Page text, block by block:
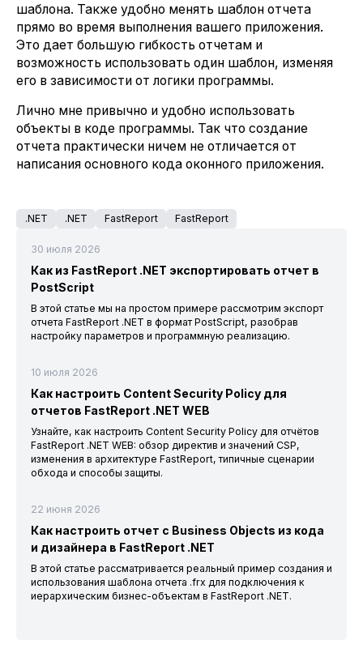
шаблона. Также удобно менять шаблон отчета
прямо во время выполнения вашего приложения.
Это дает большую гибкость отчетам и
возможность использовать один шаблон, изменяя
его в зависимости от логики программы.
Лично мне привычно и удобно использовать
объекты в коде программы. Так что создание
отчета практически ничем не отличается от
написания основного кода оконного приложения.
.NET .NET FastReport FastReport
30 июля 2026
Как из FastReport .NET экспортировать отчет в
PostScript
В этой статье мы на простом примере рассмотрим экспорт
отчета FastReport .NET в формат PostScript, разобрав
настройку параметров и программную реализацию.
10 июля 2026
Как настроить Content Security Policy для
отчетов FastReport .NET WEB
Узнайте, как настроить Content Security Policy для отчётов
FastReport .NET WEB: обзор директив и значений CSP,
изменения в архитектуре FastReport, типичные сценарии
обхода и способы защиты.
22 июня 2026
Как настроить отчет с Business Objects из кода
и дизайнера в FastReport .NET
В этой статье рассматривается реальный пример создания и
использования шаблона отчета .frx для подключения к
иерархическим бизнес-объектам в FastReport .NET.